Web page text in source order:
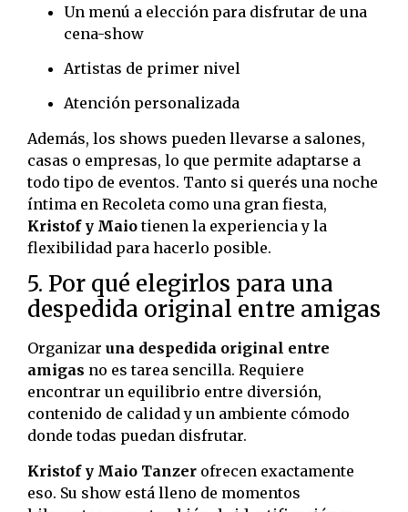
Un menú a elección para disfrutar de una
cena-show
Artistas de primer nivel
Atención personalizada
Además, los shows pueden llevarse a salones,
casas o empresas, lo que permite adaptarse a
todo tipo de eventos. Tanto si querés una noche
íntima en Recoleta como una gran fiesta,
Kristof y Maiotienen la experiencia y la
flexibilidad para hacerlo posible.
5. Por qué elegirlos para una
despedida original entre amigas
Organizar una despedida original entre
amigas no es tarea sencilla. Requiere
encontrar un equilibrio entre diversión,
contenido de calidad y un ambiente cómodo
donde todas puedan disfrutar.
Kristof y Maio Tanzer ofrecen exactamente
eso. Su show está lleno de momentos